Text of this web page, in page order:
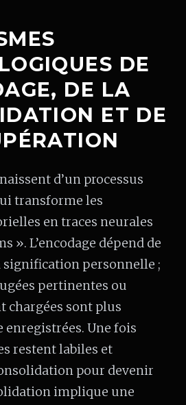
DE
DE LA
ET DE
d’un processus
transforme les
en traces neurales
». L’encodage dépend de
signification personnelle ;
pertinentes ou
chargées sont plus
enregistrées. Une fois
restent labiles et
pour devenir
implique une